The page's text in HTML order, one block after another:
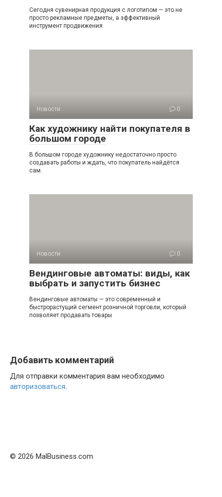
Сегодня сувенирная продукция с логотипом — это не
просто рекламные предметы, а эффективный
инструмент продвижения
Новости 0
Как художнику найти покупателя в
большом городе
В большом городе художнику недостаточно просто
создавать работы и ждать, что покупатель найдётся
сам.
Новости 0
Вендинговые автоматы: виды, как
выбрать и запустить бизнес
Вендинговые автоматы — это современный и
быстрорастущий сегмент розничной торговли, который
позволяет продавать товары
Добавить комментарий
Для отправки комментария вам необходимо
авторизоваться.
© 2026 MalBusiness.com